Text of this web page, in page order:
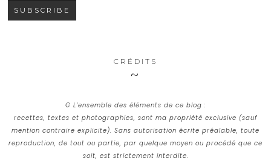
CRÉDITS
© L’ensemble des éléments de ce blog :
recettes, textes et photographies, sont ma propriété exclusive (sauf
mention contraire explicite). Sans autorisation écrite préalable, toute
reproduction, de tout ou partie, par quelque moyen ou procédé que ce
soit, est strictement interdite.